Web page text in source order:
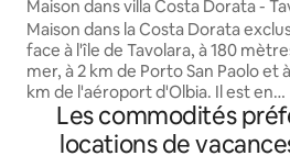
Maison dans villa Costa Dorata -
vue
Maison dans la Costa Dorata
face à l'île de Tavolara, à 180
mer, à 2 km de Porto San Paolo et
km de l'aéroport d'Olbia. Il est en
excellent état et dispose de 2
doubles avec placard et d'une
avec canapé-lit double, d'un salon
Les commodités
locations de